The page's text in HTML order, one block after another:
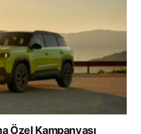
Özel Kampanyası